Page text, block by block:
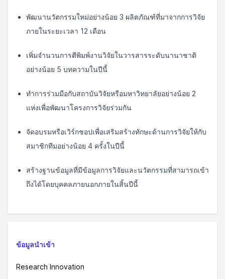
พัฒนานวัตกรรมใหม่อย่างน้อย 3 ผลิตภัณฑ์ที่มาจากการวิจัย
ภายในระยะเวลา 12 เดือน
เพิ่มจำนวนการตีพิมพ์งานวิจัยในวารสารระดับนานาชาติ
อย่างน้อย 5 บทความในปีนี้
ทำการร่วมมือกับสถาบันวิจัยหรือมหาวิทยาลัยอย่างน้อย 2
แห่งเพื่อพัฒนาโครงการวิจัยร่วมกัน
จัดอบรมหรือเวิร์กชอปเพื่อเสริมสร้างทักษะด้านการวิจัยให้กับ
สมาชิกทีมอย่างน้อย 4 ครั้งในปีนี้
สร้างฐานข้อมูลที่มีข้อมูลการวิจัยและนวัตกรรมที่สามารถเข้า
ถึงได้โดยบุคคลภายนอกภายในสิ้นปีนี้
ข้อมูลนำเข้า
Research Innovation